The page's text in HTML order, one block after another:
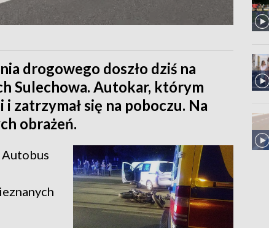
drogowego doszło dziś na
Sulechowa. Autokar, którym
zatrzymał się na poboczu. Na
obrażeń.
Autobus